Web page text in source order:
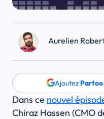
Aurelien
Ajoutez Partoo
Dans ce nouvel
Chiraz Hassen (CMO